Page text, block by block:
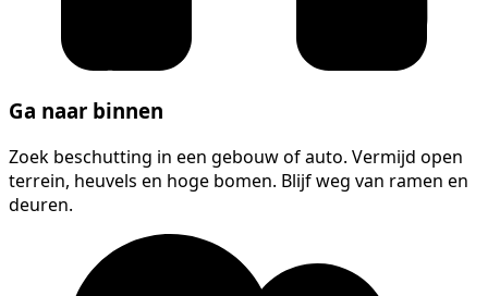
Ga naar binnen
Zoek beschutting in een gebouw of auto. Vermijd open
terrein, heuvels en hoge bomen. Blijf weg van ramen en
deuren.